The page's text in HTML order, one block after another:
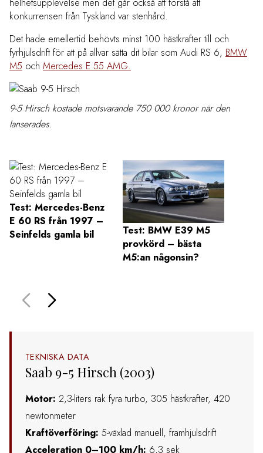
helhetsupplevelse men det går också att förstå att
konkurrensen från Tyskland var stenhård.
Det hade emellertid behövts minst 100 hästkrafter till och
fyrhjulsdrift för att på allvar sätta dit bilar som Audi RS 6, BMW
M5 och Mercedes E 55 AMG.
9-5 Hirsch kostade motsvarande 750 000 kronor när den
lanserades.
Test: Mercedes-Benz
E 60 RS från 1997 –
Seinfelds gamla bil
Test: BMW E39 M5
provkörd – bästa
M5:an någonsin?
TEKNISKA DATA
Saab 9-5 Hirsch (2003)
Motor: 2,3-liters rak fyra turbo, 305 hästkrafter, 420
newtonmeter
Kraftöverföring: 5-växlad manuell, framhjulsdrift
Acceleration 0–100 km/h: 6,3 sek